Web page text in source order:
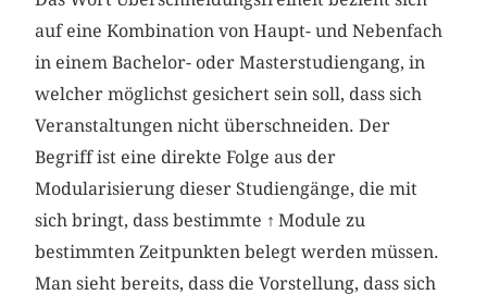
auf eine Kombination von Haupt- und Nebenfach
in einem Bachelor- oder Masterstudiengang, in
welcher möglichst gesichert sein soll, dass sich
Veranstaltungen nicht überschneiden. Der
Begriff ist eine direkte Folge aus der
Modularisierung dieser Studiengänge, die mit
sich bringt, dass bestimmte ↑Module zu
bestimmten Zeitpunkten belegt werden müssen.
Man sieht bereits, dass die Vorstellung, dass sich